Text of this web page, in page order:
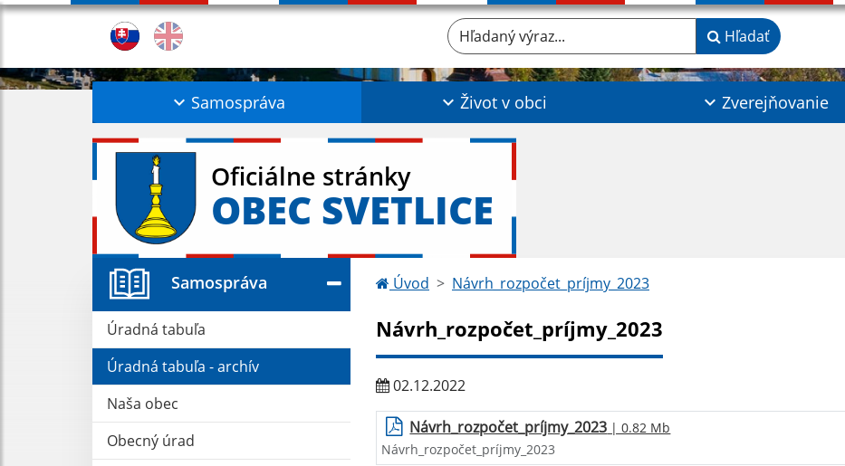
Hľadaný výraz... Hľadať
Samospráva Život v obci Zverejňovanie
Oficiálne stránky
OBEC SVETLICE
Samospráva
Úradná tabuľa
Úradná tabuľa - archív
Naša obec
Obecný úrad
Úvod Návrh_rozpočet_príjmy_2023
Návrh_rozpočet_príjmy_2023
02.12.2022
Návrh_rozpočet_príjmy_2023 | 0.82 Mb
Návrh_rozpočet_príjmy_2023